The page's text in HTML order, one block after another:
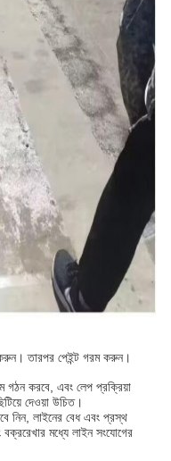
করুন। তারপর পেইন্ট গরম করুন।
গঠন করবে, এবং লেপ প্রক্রিয়া
দেওয়া উচিত।
নিন, লাইনের বেধ এবং প্রস্থ
মধ্যে লাইন সংযোগের